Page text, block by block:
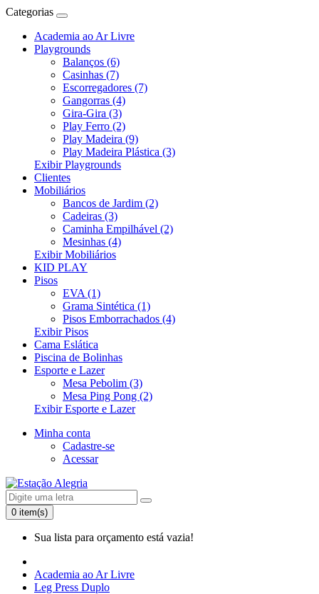
Categorias
Academia ao Ar Livre
Playgrounds
Balanços (6)
Casinhas (7)
Escorregadores (7)
Gangorras (4)
Gira-Gira (3)
Play Ferro (2)
Play Madeira (9)
Play Madeira Plástica (3)
Exibir Playgrounds
Clientes
Mobiliários
Bancos de Jardim (2)
Cadeiras (3)
Caminha Empilhável (2)
Mesinhas (4)
Exibir Mobiliários
KID PLAY
Pisos
EVA (1)
Grama Sintética (1)
Pisos Emborrachados (4)
Exibir Pisos
Cama Eslática
Piscina de Bolinhas
Esporte e Lazer
Mesa Pebolim (3)
Mesa Ping Pong (2)
Exibir Esporte e Lazer
Minha conta
Cadastre-se
Acessar
0 item(s)
Sua lista para orçamento está vazia!
Academia ao Ar Livre
Leg Press Duplo